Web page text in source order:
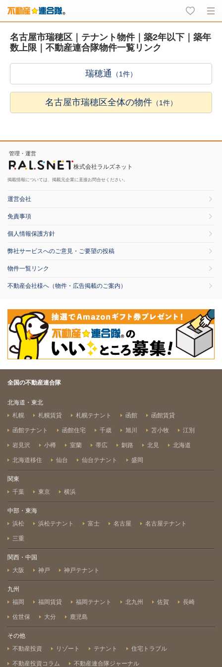
名古屋市瑞穂区｜テナント物件｜築2年以下｜築年
数上限｜不動産連合隊物件一覧リンク
瑞穂通 （1件）
名古屋市瑞穂区全体の物件 （1件）
管理・運営
株式会社ラルズネット
掲載情報については、掲載元企業に直接お問合せください。
運営会社
免責事項
個人情報保護方針
弊社サービスへのご意見・ご要望の投稿
物件一覧リンク
不動産会社様へ（物件・広告掲載のご案内）
全国の不動産連合隊
北海道・東北
札幌
札幌賃貸 札幌テナント 函館 函館賃貸
函館テナント 函館住宅 千歳 旭川 苫小牧 江別
岩見沢 小樽 室蘭 帯広 釧路 北見 北海道
北海道移住 仙台 仙台テナント 盛岡
関東
千葉
東京 横浜
中部・東海
浜松
浜松テナント 富士 名古屋 名古屋テナント
三重
関西・中国
大阪
神戸 神戸テナント
九州
福岡
福岡賃貸 福岡テナント 北九州 佐賀 長崎
佐世保 大分 鹿児島
その他
不動産投資
リゾート テナント 住宅トラブル
不動産投資コラム 不動産連合隊ジャーナル